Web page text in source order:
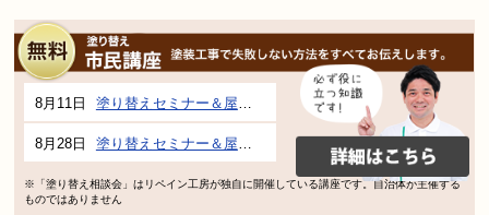
8月11日 塗り替えセミナー＆屋根、外壁の塗り替え市民講座 inぎふメディアコスモス
8月28日 塗り替えセミナー＆屋根、外壁の塗り替え市民講座 inぎふメディアコスモス
※「塗り替え相談会」はリペイン工房が独自に開催している講座です。自治体が主催する
ものではありません